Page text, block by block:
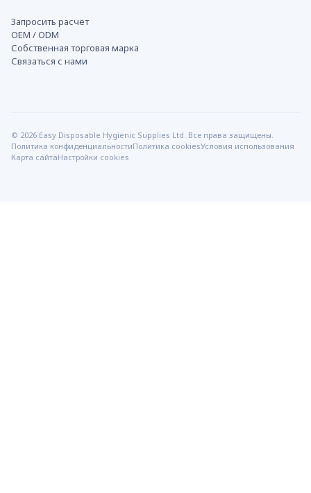
Запросить расчёт
OEM / ODM
Собственная торговая марка
Связаться с нами
© 2026 Easy Disposable Hygienic Supplies Ltd. Все права защищены.
Политика конфиденциальностиПолитика cookiesУсловия использования
Карта сайтаНастройки cookies